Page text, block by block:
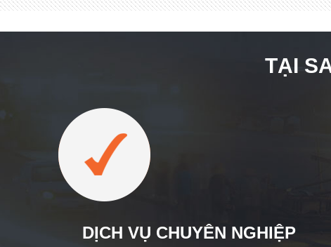
TẠI
DỊCH VỤ CHUYÊN NGHIỆP